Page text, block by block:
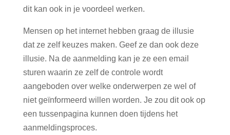
dit kan ook in je voordeel werken.
Mensen op het internet hebben graag de illusie
dat ze zelf keuzes maken. Geef ze dan ook deze
illusie. Na de aanmelding kan je ze een email
sturen waarin ze zelf de controle wordt
aangeboden over welke onderwerpen ze wel of
niet geïnformeerd willen worden. Je zou dit ook op
een tussenpagina kunnen doen tijdens het
aanmeldingsproces.